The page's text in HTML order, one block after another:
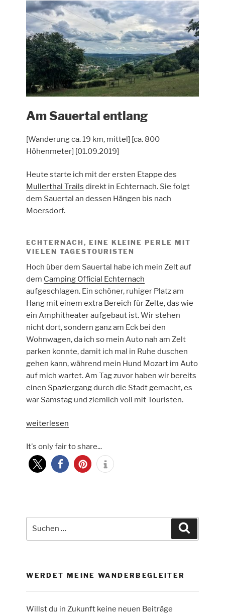
nach
Echternach“
Am Sauertal entlang
[Wanderung ca. 19 km, mittel] [ca. 800
Höhenmeter] [01.09.2019]
Heute starte ich mit der ersten Etappe des
Mullerthal Trails direkt in Echternach. Sie folgt
dem Sauertal an dessen Hängen bis nach
Moersdorf.
ECHTERNACH, EINE KLEINE PERLE MIT
VIELEN TAGESTOURISTEN
Hoch über dem Sauertal habe ich mein Zelt auf
dem Camping Official Echternach
aufgeschlagen. Ein schöner, ruhiger Platz am
Hang mit einem extra Bereich für Zelte, das wie
ein Amphitheater aufgebaut ist. Wir stehen
nicht dort, sondern ganz am Eck bei den
Wohnwagen, da ich so mein Auto nah am Zelt
parken konnte, damit ich mal in Ruhe duschen
gehen kann, während mein Hund Mozart im Auto
auf mich wartet. Am Tag zuvor haben wir bereits
einen Spaziergang durch die Stadt gemacht, es
war Samstag und ziemlich voll mit Touristen.
„Mullerthal
–
Tag
von
Echternach
bis
weiterlesen
It's only fair to share...
WERDET MEINE WANDERBEGLEITER
Willst du in Zukunft keine neuen Beiträge